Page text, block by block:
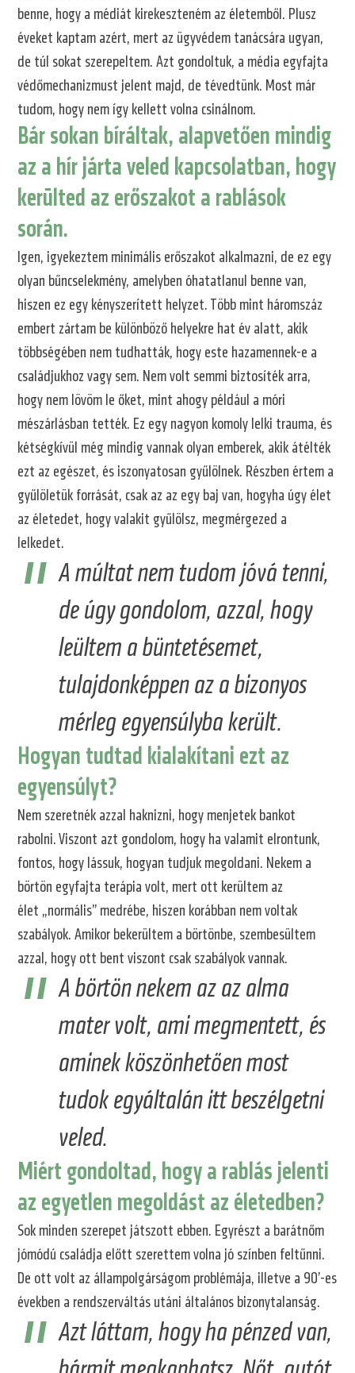
benne, hogy a médiát kirekeszteném az életemből. Plusz
éveket kaptam azért, mert az ügyvédem tanácsára ugyan,
de túl sokat szerepeltem. Azt gondoltuk, a média egyfajta
védőmechanizmust jelent majd, de tévedtünk. Most már
tudom, hogy nem így kellett volna csinálnom.
Bár sokan bíráltak, alapvetően mindig
az a hír járta veled kapcsolatban, hogy
kerülted az erőszakot a rablások
során.
Igen, igyekeztem minimális erőszakot alkalmazni, de ez egy
olyan bűncselekmény, amelyben óhatatlanul benne van,
hiszen ez egy kényszerített helyzet. Több mint háromszáz
embert zártam be különböző helyekre hat év alatt, akik
többségében nem tudhatták, hogy este hazamennek-e a
családjukhoz vagy sem. Nem volt semmi biztosíték arra,
hogy nem lövöm le őket, mint ahogy például a móri
mészárlásban tették. Ez egy nagyon komoly lelki trauma, és
kétségkívül még mindig vannak olyan emberek, akik átélték
ezt az egészet, és iszonyatosan gyűlölnek. Részben értem a
gyűlöletük forrását, csak az az egy baj van, hogyha úgy élet
az életedet, hogy valakit gyűlölsz, megmérgezed a
lelkedet.
A múltat nem tudom jóvá tenni,
de úgy gondolom, azzal, hogy
leültem a büntetésemet,
tulajdonképpen az a bizonyos
mérleg egyensúlyba került.
Hogyan tudtad kialakítani ezt az
egyensúlyt?
Nem szeretnék azzal haknizni, hogy menjetek bankot
rabolni. Viszont azt gondolom, hogy ha valamit elrontunk,
fontos, hogy lássuk, hogyan tudjuk megoldani. Nekem a
börtön egyfajta terápia volt, mert ott kerültem az
élet „normális” medrébe, hiszen korábban nem voltak
szabályok. Amikor bekerültem a börtönbe, szembesültem
azzal, hogy ott bent viszont csak szabályok vannak.
A börtön nekem az az alma
mater volt, ami megmentett, és
aminek köszönhetően most
tudok egyáltalán itt beszélgetni
veled.
Miért gondoltad, hogy a rablás jelenti
az egyetlen megoldást az életedben?
Sok minden szerepet játszott ebben. Egyrészt a barátnőm
jómódú családja előtt szerettem volna jó színben feltűnni.
De ott volt az állampolgárságom problémája, illetve a 90’-es
években a rendszerváltás utáni általános bizonytalanság.
Azt láttam, hogy ha pénzed van,